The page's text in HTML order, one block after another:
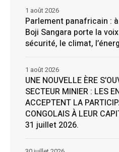
Parlement panafricain :
Boji Sangara porte la
sécurité, le climat,
1 août 2026
UNE NOUVELLE ÈRE
SECTEUR MINIER : LES
ACCEPTENT LA
CONGOLAIS À LEUR
31 juillet 2026.
1 août 2026